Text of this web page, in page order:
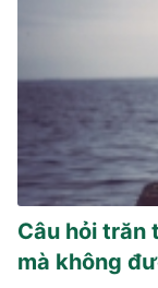
Câu hỏi trăn
mà không